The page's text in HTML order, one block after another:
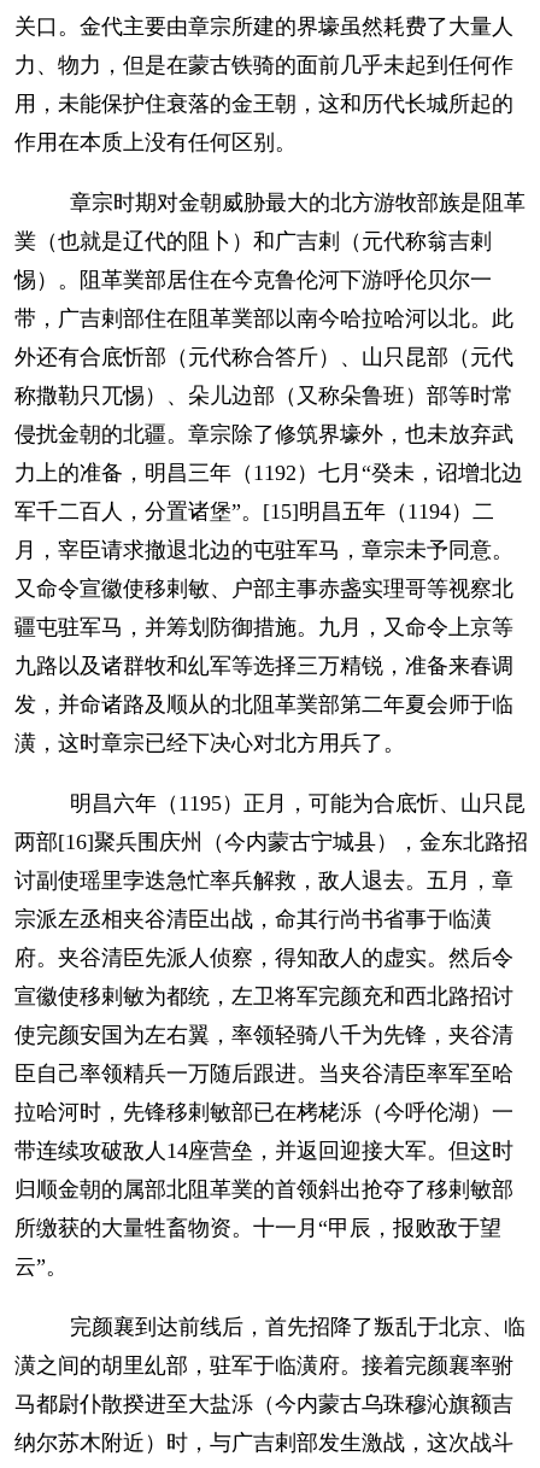
关口。金代主要由章宗所建的界壕虽然耗费了大量人
力、物力，但是在蒙古铁骑的面前几乎未起到任何作
用，未能保护住衰落的金王朝，这和历代长城所起的
作用在本质上没有任何区别。
章宗时期对金朝威胁最大的北方游牧部族是阻革
菐（也就是辽代的阻卜）和广吉剌（元代称翁吉剌
惕）。阻革菐部居住在今克鲁伦河下游呼伦贝尔一
带，广吉剌部住在阻革菐部以南今哈拉哈河以北。此
外还有合底忻部（元代称合答斤）、山只昆部（元代
称撒勒只兀惕）、朵儿边部（又称朵鲁班）部等时常
侵扰金朝的北疆。章宗除了修筑界壕外，也未放弃武
力上的准备，明昌三年（1192）七月“癸未，诏增北边
军千二百人，分置诸堡”。[15]明昌五年（1194）二
月，宰臣请求撤退北边的屯驻军马，章宗未予同意。
又命令宣徽使移剌敏、户部主事赤盏实理哥等视察北
疆屯驻军马，并筹划防御措施。九月，又命令上京等
九路以及诸群牧和乣军等选择三万精锐，准备来春调
发，并命诸路及顺从的北阻革菐部第二年夏会师于临
潢，这时章宗已经下决心对北方用兵了。
明昌六年（1195）正月，可能为合底忻、山只昆
两部[16]聚兵围庆州（今内蒙古宁城县），金东北路招
讨副使瑶里孛迭急忙率兵解救，敌人退去。五月，章
宗派左丞相夹谷清臣出战，命其行尚书省事于临潢
府。夹谷清臣先派人侦察，得知敌人的虚实。然后令
宣徽使移剌敏为都统，左卫将军完颜充和西北路招讨
使完颜安国为左右翼，率领轻骑八千为先锋，夹谷清
臣自己率领精兵一万随后跟进。当夹谷清臣率军至哈
拉哈河时，先锋移剌敏部已在栲栳泺（今呼伦湖）一
带连续攻破敌人14座营垒，并返回迎接大军。但这时
归顺金朝的属部北阻革菐的首领斜出抢夺了移剌敏部
所缴获的大量牲畜物资。十一月“甲辰，报败敌于望
云”。
完颜襄到达前线后，首先招降了叛乱于北京、临
潢之间的胡里乣部，驻军于临潢府。接着完颜襄率驸
马都尉仆散揆进至大盐泺（今内蒙古乌珠穆沁旗额吉
纳尔苏木附近）时，与广吉剌部发生激战，这次战斗